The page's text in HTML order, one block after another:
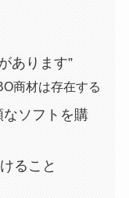
あります”
商材は存在する
ソフトを購
ること